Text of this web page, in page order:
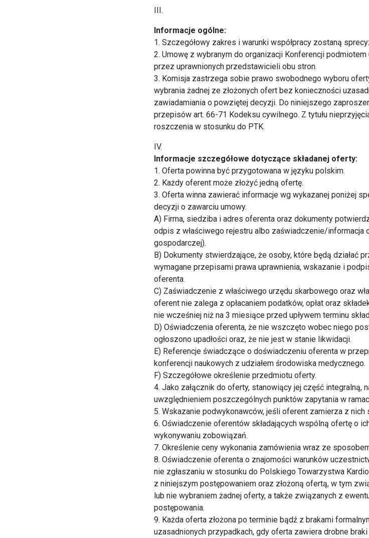
III.
Informacje ogólne:
1. Szczegółowy zakres i warunki współpracy zostaną
2. Umowę z wybranym do organizacji Konferencji
przez uprawnionych przedstawicieli obu stron.
3. Komisja zastrzega sobie prawo swobodnego wyboru
wybrania żadnej ze złożonych ofert bez konieczności
zawiadamiania o powziętej decyzji. Do niniejszego
przepisów art. 66-71 Kodeksu cywilnego. Z tytułu
roszczenia w stosunku do PTK.
IV.
Informacje szczegółowe dotyczące składanej oferty:
1. Oferta powinna być przygotowana w języku polskim.
2. Każdy oferent może złożyć jedną ofertę.
3. Oferta winna zawierać informacje wg wykazanej poniżej
decyzji o zawarciu umowy.
A) Firma, siedziba i adres oferenta oraz dokumenty
odpis z właściwego rejestru albo zaświadczenie/informacja
gospodarczej).
B) Dokumenty stwierdzające, że osoby, które będą działać
wymagane przepisami prawa uprawnienia, wskazanie i
oferenta.
C) Zaświadczenie z właściwego urzędu skarbowego oraz
oferent nie zalega z opłacaniem podatków, opłat oraz
nie wcześniej niż na 3 miesiące przed upływem terminu
D) Oświadczenia oferenta, że nie wszczęto wobec niego
ogłoszono upadłości oraz, że nie jest w stanie likwidacji.
E) Referencje świadczące o doświadczeniu oferenta w
konferencji naukowych z udziałem środowiska medycznego.
F) Szczegółowe określenie przedmiotu oferty.
4. Jako załącznik do oferty, stanowiący jej część integralną,
uwzględnieniem poszczególnych punktów zapytania w
5. Wskazanie podwykonawców, jeśli oferent zamierza z nich
6. Oświadczenie oferentów składających wspólną ofertę o
wykonywaniu zobowiązań.
7. Określenie ceny wykonania zamówienia wraz ze
8. Oświadczenie oferenta o znajomości warunków
nie zgłaszaniu w stosunku do Polskiego Towarzystwa
z niniejszym postępowaniem oraz złożoną ofertą, w tym
lub nie wybraniem żadnej oferty, a także związanych z
postępowania.
9. Każda oferta złożona po terminie bądź z brakami
uzasadnionych przypadkach, gdy oferta zawiera drobne